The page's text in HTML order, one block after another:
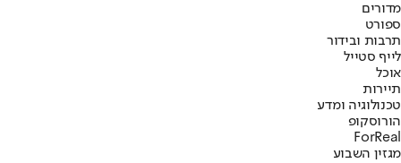
מדורים
ספורט
תרבות ובידור
לייף סטייל
אוכל
תיירות
טכנולוגיה ומדע
הורוסקופ
ForReal
מגזין השבוע